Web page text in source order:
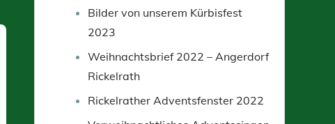
Bilder von unserem Kürbisfest
2023
Weihnachtsbrief 2022 – Angerdorf
Rickelrath
Rickelrather Adventsfenster 2022